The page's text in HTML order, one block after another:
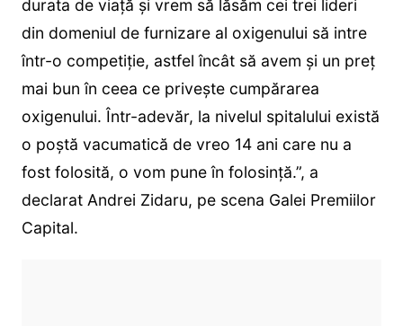
durata de viață și vrem să lăsăm cei trei lideri
din domeniul de furnizare al oxigenului să intre
într-o competiție, astfel încât să avem și un preț
mai bun în ceea ce privește cumpărarea
oxigenului. Într-adevăr, la nivelul spitalului există
o poștă vacumatică de vreo 14 ani care nu a
fost folosită, o vom pune în folosință.”, a
declarat Andrei Zidaru, pe scena Galei Premiilor
Capital.